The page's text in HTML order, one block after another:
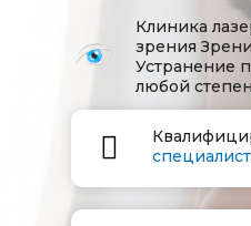
Клиника
зрения
Устранение
любой